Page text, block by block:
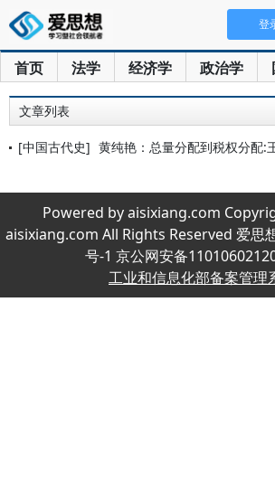
首页 法学 经济学 政治学
登
文章列表
[中国古代史] 黄纯艳：总量分配到税权分配:王安石变
Powered by aisixiang.com
aisixiang.com All Rights Reserved 爱思
号-1 京公网安备
工业和信息化部备案管理